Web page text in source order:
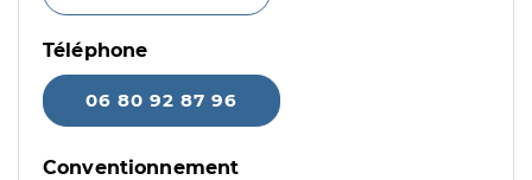
Téléphone
06 80 92 87 96
Conventionnement